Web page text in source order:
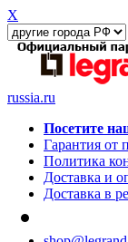
X
russia.ru
Посетите
Гарантия от
Политика
Доставка и
Доставка в